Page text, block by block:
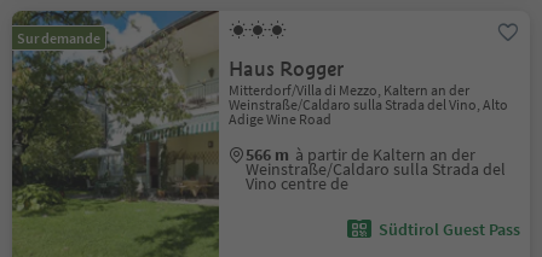
Sur demande
Haus Rogger
Mitterdorf/Villa di Mezzo, Kaltern an der
Weinstraße/Caldaro sulla Strada del Vino, Alto
Adige Wine Road
566 m à partir de Kaltern an der
Weinstraße/Caldaro sulla Strada del
Vino centre de
Südtirol Guest Pass